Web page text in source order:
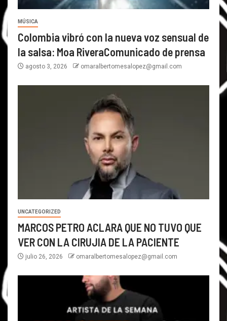
MÚSICA
Colombia vibró con la nueva voz sensual de
la salsa: Moa RiveraComunicado de prensa
agosto 3, 2026 omaralbertomesalopez@gmail.com
UNCATEGORIZED
MARCOS PETRO ACLARA QUE NO TUVO QUE
VER CON LA CIRUJIA DE LA PACIENTE
julio 26, 2026 omaralbertomesalopez@gmail.com